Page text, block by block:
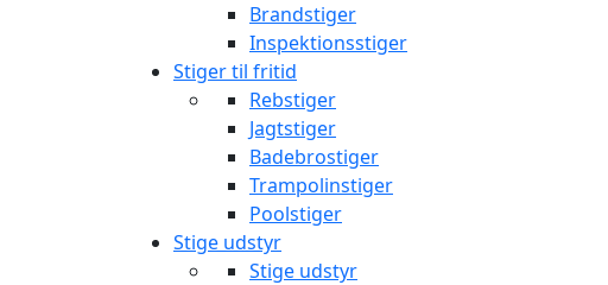
Brandstiger
Inspektionsstiger
Stiger til fritid
Rebstiger
Jagtstiger
Badebrostiger
Trampolinstiger
Poolstiger
Stige udstyr
Stige udstyr